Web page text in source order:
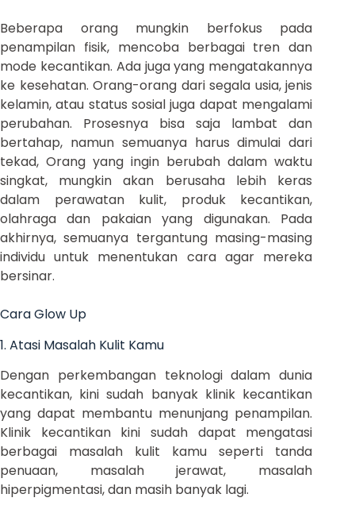
Beberapa orang mungkin berfokus pada
penampilan fisik, mencoba berbagai tren dan
mode kecantikan. Ada juga yang mengatakannya
ke kesehatan. Orang-orang dari segala usia, jenis
kelamin, atau status sosial juga dapat mengalami
perubahan. Prosesnya bisa saja lambat dan
bertahap, namun semuanya harus dimulai dari
tekad, Orang yang ingin berubah dalam waktu
singkat, mungkin akan berusaha lebih keras
dalam perawatan kulit, produk kecantikan,
olahraga dan pakaian yang digunakan. Pada
akhirnya, semuanya tergantung masing-masing
individu untuk menentukan cara agar mereka
bersinar.
Cara Glow Up
1. Atasi Masalah Kulit Kamu
Dengan perkembangan teknologi dalam dunia
kecantikan, kini sudah banyak klinik kecantikan
yang dapat membantu menunjang penampilan.
Klinik kecantikan kini sudah dapat mengatasi
berbagai masalah kulit kamu seperti tanda
penuaan, masalah jerawat, masalah
hiperpigmentasi, dan masih banyak lagi.